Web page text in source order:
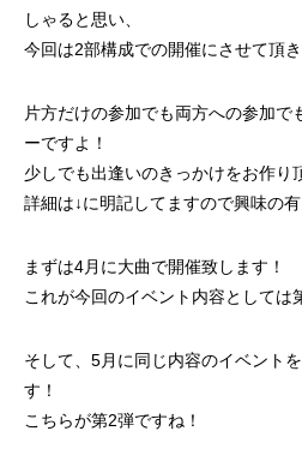
しゃると思い、
今回は2部構成での開催にさせて頂き
片方だけの参加でも両方への参加で
ーですよ！
少しでも出逢いのきっかけをお作り
詳細は↓に明記してますので興味の
まずは4月に大曲で開催致します！
これが今回のイベント内容としては
そして、5月に同じ内容のイベント
す！
こちらが第2弾ですね！